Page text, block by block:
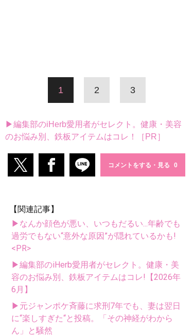
1 2 3
▶編集部のiHerb愛用者がセレクト。健康・美容
のお悩み別、鉄板アイテムはコレ！［PR］
コメントをする・見る
【関連記事】
▶なんか顔色が悪い、いつもだるい...年齢でも
過労でもない“意外な原因”が隠れているかも!
<PR>
▶編集部のiHerb愛用者がセレクト。健康・美
容のお悩み別、鉄板アイテムはコレ!【2026年
6月】
▶元ジャンポケ斉藤に求刑7年でも、妻は翌日
に“楽しすぎた“と投稿。「その神経がわから
ん」と騒然